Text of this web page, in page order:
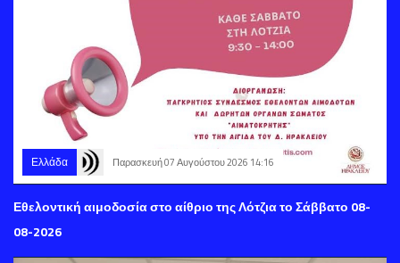
Ελλάδα Παρασκευή 07 Αυγούστου 2026 14:16
Εθελοντική αιμοδοσία στο αίθριο της Λότζια το Σάββατο 08-
08-2026